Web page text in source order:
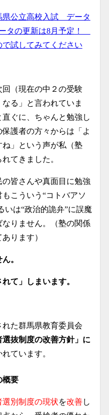
県公立高校入試 データ
タの更新は8月予定！
試してみてください
（現在の中２の受験
る」と言われていま
ぐに、ちゃんと勉強し
護者の方々からは「よ
」という声が私（塾
てきました。
皆さんや真面目に勉強
こういう“コトバアソ
いは“政治的詭弁”に誤魔
りません。（塾の関係
ります）
。
れて」しまいます。
た群馬県教育委員会
選抜制度の改善方針」に
ています。
概要
選別制度の現状を改善し